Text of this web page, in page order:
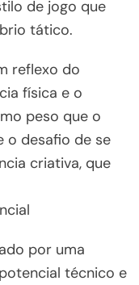
de jogo que
tático.
reflexo do
física e o
peso que o
o desafio de se
criativa, que
por uma
técnico e